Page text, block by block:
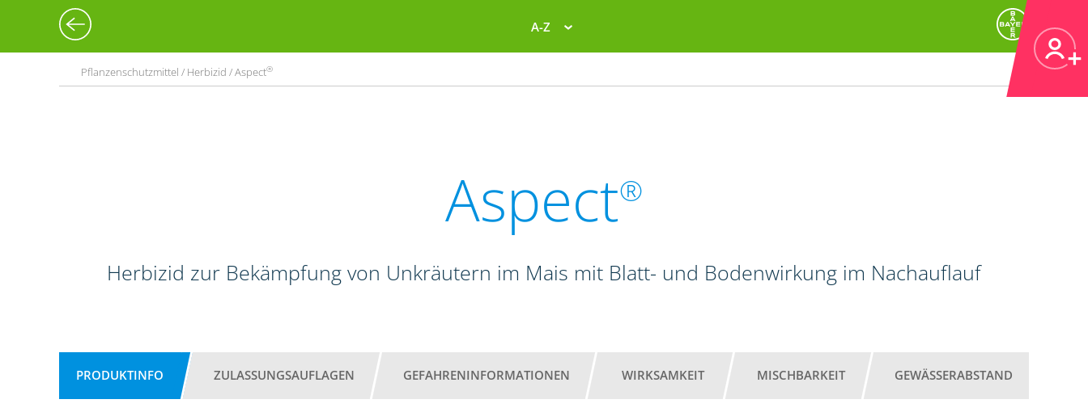
A-Z
Pflanzenschutzmittel / Herbizid / Aspect®
Aspect®
Herbizid zur Bekämpfung von Unkräutern im Mais mit Blatt- und Bodenwirkung im Nachauflauf
PRODUKTINFO ZULASSUNGSAUFLAGEN GEFAHRENINFORMATIONEN WIRKSAMKEIT MISCHBARKEIT GEWÄSSERABSTAND